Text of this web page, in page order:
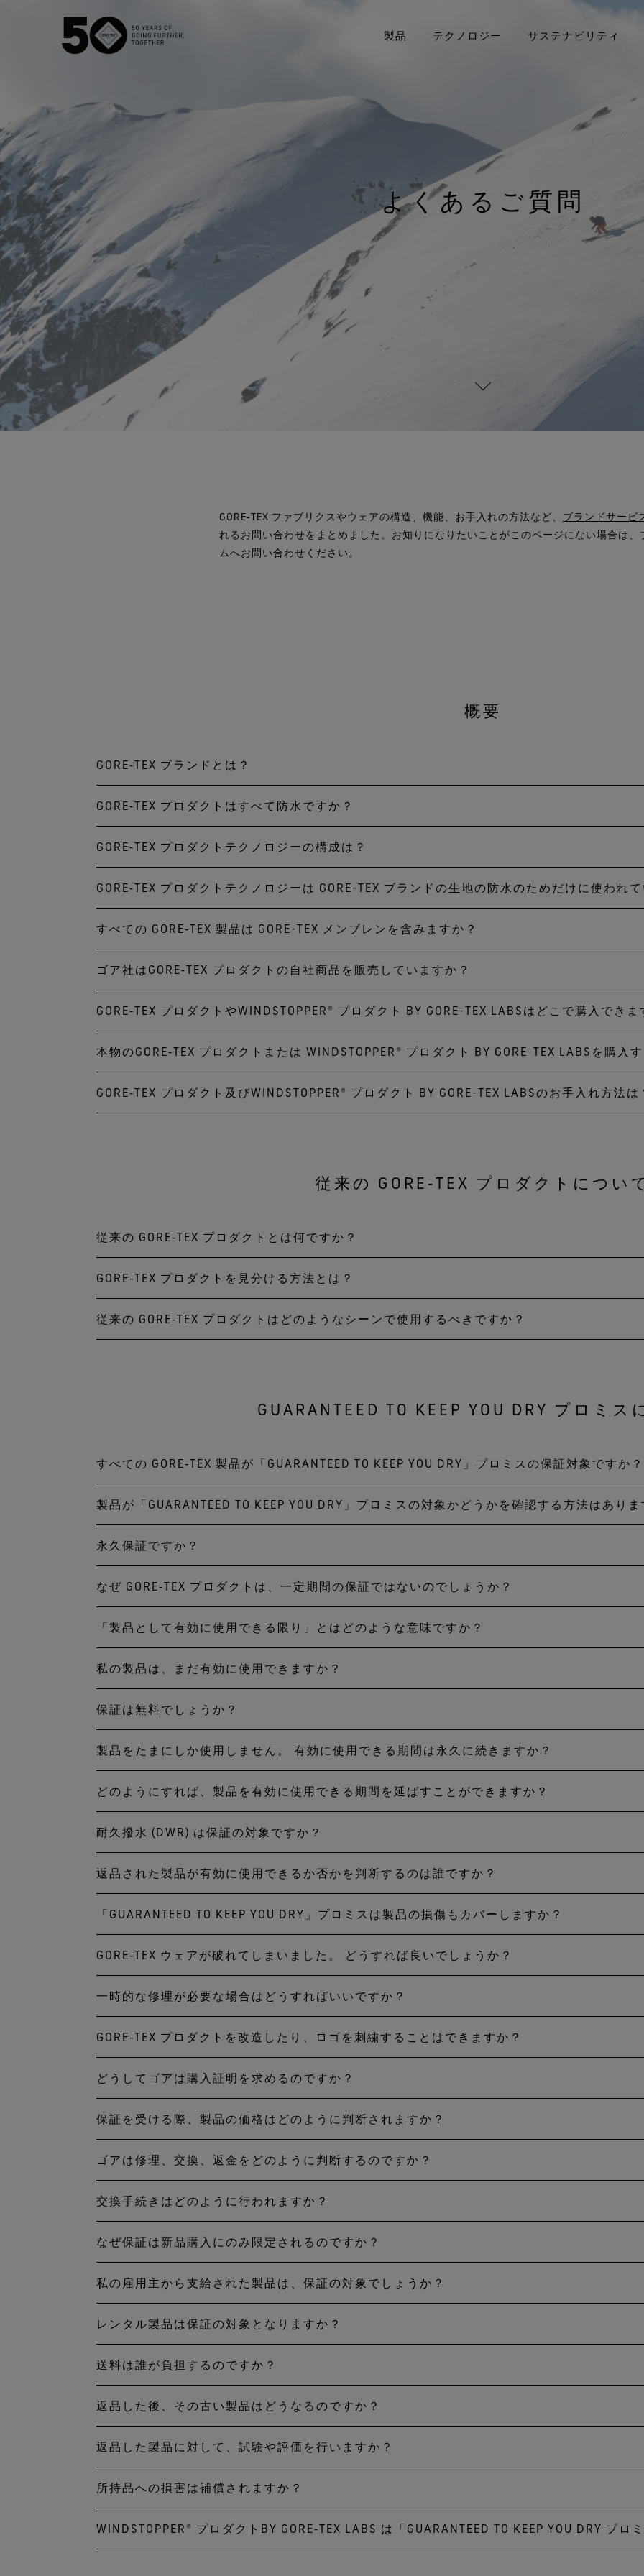
製品
グローブ＆アクセサリー
テクノロジー
次世代GORE‑TEX®プロダクト
徹底した品質管理
アウターウェア
フットウェア
バーチャルラボツアー
WINDSTOPPER® プロダクト by
GORE‑TEX LABS®
快適性を優先するあなたへ
GORE‑TEX® ガーメント
GORE‑TEX® PRO ガーメント
WINDSTOPPER® プロダクト by
GORE‑TEX LABS®
全てのアウターウェアテクノロ
全
サステナビリティ
科学に
科
厳選されたアーカイブ年表をご覧
私たちについて
United States / Canada (EN)
Canada (FR)
Italia
よくあるご質問
GORE‑TEX ファブリクスやウェアの構造、機能、お手入れの方法など、 ブランドサービ
れるお問い合わせをまとめました。お知りになりたいことがこのページにない場合は、
ムへお問い合わせください。
概要
GORE‑TEX ブランドとは？
GORE‑TEX ブランドはユーザーのアクティブライフをサポートし活動を拡げるべく、快
した機能を持つ、世界で最も信頼される存在でありたいと願っています。
より快適に、より強いプロテクション、より安全に。GORE‑TEX ブランドでユーザー
に拡がります。
GORE‑TEX プロダクトはすべて防水ですか？
いいえ。
防水性を約束する「GUARANTEED TO KEEP YOU DRY」プロミスが表示された黒いひし
「GORE‑TEX プロダクト」のみが対象です。
このプロダクトシリーズは「防水性、防風性、透湿性」を特長とし、黒いひし形のハ
す。
ドライな気象条件下で、快適性とパフォーマンスが防水性よりも優先される場合は、白
「WINDSTOPPER®プロダクト by GORE‑TEX LABS*」をおすすめします。
このプロダクトシリーズは「防風性、透湿性」を特長とし、白いひし形のハングタグや
寒く、風が強い日やにわか雨の時などに最適です。
® ®
更となります。
GORE‑TEX プロダクトテクノロジーの構成は？
ブラックラベル「GUARANTEED TO KEEP YOU DRY」と記されたGORE‑TEX製品の場合
ったメンブレン「メンブレン」と呼ばれる薄い膜を生地の間に挟むように貼り付けた素
そしてそれは異なった生地との組み合わせで機能を発揮します。
products）その他があります。メンブレンはラミネーション加工を用いて布地に接着さ
GORE‑TEX プロダクトテクノロジーは GORE-TEX ブランドの生地の防水のためだけに使われ
いいえ、それだけではありません。ラミネート加工やシームテープのほかにも衣服の防
努力をしています。
それらに含まれるのは、アウターウェアの品質基準、レインテストを含むデザインの
熱素材、裏地材料、ジッパーなどの細部のわたり（ゴア社以外の）アクセサリー、素材
す。そして製造は認定アパレル工場のみで行います。
す。
すべての GORE‑TEX 製品は GORE-TEX メンブレンを含みますか？
GORE‑TEX ブランドのその確かな機能やメリットは、さまざまなテクノロジーによって
GORE-TEX メンブレンです。
従来の GORE‑TEX 製品である GUARANTEE TO KEEP YOU DRY と書かれた黒いダイヤモ
る製品（アウターウェア、フットウェア、グローブとアクセサリー）は、その全てに
れています。
れています。
ゴア社はGORE‑TEX プロダクトの自社商品を販売していますか？
ゴア社は開発した生地や素材のテクノロジーをライセンス契約を通して、パートナーブ
各ブランドは、GORE‑TEX プロダクトテクノロジーを使用した商品を企画、製造し、消
ゴア社が GORE‑TEX プロダクトまたは WINDSTOPPER プロダクト by GORE‑TEX LABS
ーウェアやフットウェアを製造または販売することはありません。
ウェブサイトのパートナーブランドページをご覧ください。
GORE‑TEX プロダクトやWINDSTOPPER® プロダクト BY GORE-TEX LABSはどこで購入できま
GORE‑TEX プロダクトテクノロジーを採用した正規商品は、当社のブランドパートナー
さい。 パートナーブランド公式のオンラインショップや正規販売店でのご購入をお勧
本物のGORE‑TEX プロダクトまたは WINDSTOPPER® プロダクト BY GORE-TEX LABSを購入
偽造品は一見、本物と全く同じように見えるかもしれません。 しかし、偽造品はゴア社
されていないため、GORE‑TEX 製品のベネフィットが機能するかどうかを判断するこ
GORE‑TEX プロダクト及びWINDSTOPPER® プロダクト BY GORE-TEX LABSのお手入れ方法は
*これまでGORE‑TEX INFINIUM WINDSTOPPER プロダクトシリーズに含まれていたウェアやグローブは、WINDSTOPPER
従来の GORE‑TEX プロダクトについて
従来の GORE‑TEX プロダクトとは何ですか？
従来の GORE‑TEX プロダクトは、「GUARANTEED TO KEEP YOU DRY」をプロミスに掲
街でのにわか雨も、山での暴風雨も、ゴアの革新的な防水性、防風性、透湿性がしっ
GORE‑TEX プロダクトを見分ける方法とは？
「GUARANTEED TO KEEP YOU DRY」と書かれている黒いひし形のハングタグをご確認
従来の GORE‑TEX プロダクトはどのようなシーンで使用するべきですか？
GUARANTEED TO KEEP YOU DRY プロミス
すべての GORE‑TEX 製品が「GUARANTEED TO KEEP YOU DRY」プロミスの保証対象ですか？
いいえ。「GUARANTEED TO KEEP YOU DRY」と書かれた黒いひし形のハングタグが付い
が保証の対象となります
製品が「GUARANTEED TO KEEP YOU DRY」プロミスの対象かどうかを確認する方法はありま
「GUARANTEED TO KEEP YOU DRY」と書かれた黒いひし形のハングタグが付いている
にハングタグを保管されていない場合や、ご不明な点がございましたら、GORE‑TEXブ
問い合わせください。
永久保証ですか？
いいえ。防水性、防風性、透湿性を維持できる状態で、製品として有効に使用できる限
を除く）を購入されたお客様のみが保証対象となります。
なぜ GORE‑TEX プロダクトは、一定期間の保証ではないのでしょうか？
製品の種類やデザインされた用途によって有効に使用できる期間は大きく異なるため、
ではなく、有効に製品を使用できる期間・状態としています。 一定の保証期間を定め
しやすい反面、GORE‑TEX プロダクトテクノロジーを搭載する多種多様な製品に対応す
「製品として有効に使用できる限り」とはどのような意味ですか？
製品が、想定された用途で、期待される機能を十分に果たすことができる期間を意味し
して有効に使用できる期間は、製品の種類と想定される用途により異なります。 たと
登山用ジャケットよりも耐用年数が短くなる傾向があります。 当社およびメーカーが推
て、製品のお手入れを定期的に行っていれば、製品はより長い間有効に使用できる可
性、透湿性を完全に修復できないほど傷みや摩耗がある場合は、製品は有効に使用でき
私の製品は、まだ有効に使用できますか？
使用年数や使用頻度、これまでのお手入れ方法によって状態は異なります。以下を目安
入れを定期的に行っていない場合や、靴底のすり減り、破れ、傷、穴、摩耗があれば
品に買い換えるタイミングかもしれません。 接着剤など製品の構造に使用されている材
つれて劣化します。シームテープや靴底に剥がれがある場合は買い替えるタイミング
ど傷んでいるようであれば、修理は難しいと言えます。判断が難しい場合は、GORE‑TEX
保証は無料でしょうか？
この保証制度の制限内では、無料です。 本保証に基づくご請求の際は、ゴアの検査施設
その際の送料はお客様負担でお願いいたします。 ゴアの検査施設は当社が主な市場と
検査施設がお住いの地域にない場合、輸送のサポートを提供するなど、送料に関して、
減するよう努めます。
製品をたまにしか使用しません。 有効に使用できる期間は永久に続きますか？
お持ちの製品は長期にわたって有効に使用できると考えられますが、接着剤など製品の
かは劣化します。 残念ですが、永久に使用できる製品はありません。
どのようにすれば、製品を有効に使用できる期間を延ばすことができますか？
お使いの製品を、お手入れ方法に従って定期的に洗濯をする事が重要です。お手入れ不
となります。 基本的には製品を定期的に洗濯して乾かしますが、損傷があれば修理し
ます。
耐久撥水 (DWR) は保証の対象ですか？
いいえ。DWR は保証の対象ではありません。DWR は、製品の機能を最大限発揮するた
久に持続するものではありません。通常の摩耗や傷に加え、汚れ、洗剤、防虫剤、そ
り撥水機能は低下します。製品をお手入れすることでこの問題の多くは解決できます。
せる方法は難しくありません。ただし、長期間ご使用いただいた製品やひどく摩耗し
DWR 処理を行っても撥水性が回復しないことがあり、その場合はその製品の耐用年数
返品された製品が有効に使用できるか否かを判断するのは誰ですか？
製品の使用年数、想定用途、報告された損傷、適切なお手入れがされているかどうか、
損傷の有無など様々な事項を考慮し、製品の個別評価を行うことで、返品された時点
かどうかを当社が判断します。
「GUARANTEED TO KEEP YOU DRY」プロミスは製品の損傷もカバーしますか？
いいえ。裂け、破れ、過度の摩耗、穴などの損傷は、お客様の責任で修理をお願いして
ー、面ファスナーなどの不具合および製造上の不具合は、購入された販売店または製
さい。損傷は、製品を使用するうえで発生し、製品のパフォーマンスや機能を低下させ
れた販売店、製造メーカーまたはGORE‑TEXブランドサービスチームにお問い合わせく
KEEP YOU DRY」プロミスを掲げたGORE-TEX プロダクトは、防水、防風、透湿を備え
GORE‑TEX ウェアが破れてしまいました。 どうすれば良いでしょうか？
修理が必要な GORE‑TEX ウェアを拝見し、修理可能かどうかを検証させていただきます
サービスチームへお問い合わせください。
一時的な修理が必要な場合はどうすればいいですか？
小さな破れや穴を一時的に処置する場合は、市販のリペアキットをご利用ください。た
防水性を維持するためには、きちんとした修理が必要です。
GORE‑TEX プロダクトを改造したり、ロゴを刺繍することはできますか？
GORE‑TEX プロダクトをいかなる形であれ改造すると、製品の防水性が損なわれる可能
造しないことをお勧めします。ロゴを刺繍する場合は、ゴア認定工場でのみ行えるシ
の加工でなければ、シームシール処理されていない小さな針孔から浸水する可能性があ
衣服を加工される必要がある場合は、GORE-TEXブランドサービスチームにお問い合わ
どうしてゴアは購入証明を求めるのですか？
レシートなどの購入証明により、当社は購入価格、購入日、元の購入者、製品の真贋を
す。 返品された製品が有効に使用できる状態かどうかや保証対象になるかどうかを当
がすべて考慮される必要があります。 購入時のレシートのデジタルコピーでも、返品時
保証を受ける際、製品の価格はどのように判断されますか？
当社は社内および社外業務のすべてにおいてフェアであることを約束しています。これ
当社にて、修理、交換、返金などの判断はさせていただきますが、その製品価値は購
等の金額を尊重いたします。
ゴアは修理、交換、返金をどのように判断するのですか？
まずは修理できる方法を模索します。なぜなら当社ではサステナビリティへの取り組み
理ができない場合は、同等または類似の同価格製品との交換を検討します。できるだ
すが、交換製品が見つからない場合には、購入代金を返還いたします。
交換手続きはどのように行われますか？
お客様にとって交換が最善と判断された場合、GORE‑TEX ブランドサービスアドバイザ
な交換品を選定いたします。お客様にとって適切な選択ができるように、また交換品
報を収集します。できる限り返品されたアイテムと同等か、同等のものが入手可能でな
換できるよう努めます。お客様からの指定条件、一定価格、想定用途に基づいて、ア
ご案内いたします。
なぜ保証は新品購入にのみ限定されるのですか？
新しい GORE‑TEX プロダクトを購入することで、お客様は防水、防風、透湿の快適性に
ります。当社の保証は、その投資効果を維持できるようにお客様をサポートするため
れた場合、保証の対象とはなりません。リサイクルショップや個人間の売買などを通し
外となります。
私の雇用主から支給された製品は、保証の対象でしょうか？
雇用主が業務用として支給した製品は、保証の対象となりません。これには、官公庁、
での使用が含まれます。
レンタル製品は保証の対象となりますか？
レンタルサービスに使用される製品は、保証の対象となりません。これにはオンライン
ム、スキースクール、ガイド付きツアー、アウトドアクラブも含まれます。
送料は誰が負担するのですか？
評価を行うためのゴア評価施設への送料はお客様にご負担をお願いいたします。国外へ
た場合は、当社がお客様に無料の発送ラベルをお渡しするか、費用を補償いたします
が負担いたします。
返品した後、その古い製品はどうなるのですか？
お客様が交換または返金に合意された場合には、古い製品はお返しせず、当社にて引き
の状態によって、役立ててもらえる場所に寄付するか、責任をもって廃棄します。そ
っており保証の対象とならないと当社が判定した場合は、お客様にご返却いたします。
っては当社にて廃棄します。
返品した製品に対して、試験や評価を行いますか？
当社に返品された製品には、防水性、防風性、透湿性の不具合を見極めるために、多く
の GORE‑TEX 製品は販売される前に厳格な品質基準を満たさねばなりません。 その製
げるため、製品のパフォーマンスを常にモニタリングしています。 試験を通じて GORE-
をお客様に届けられるよう全力で取り組んでいます。
所持品への損害は補償されますか？
ポケットやファスナーに水が入ったことによる個人の電子機器やその他所持品への損害は
YOU DRY」プロミスの適用外です。
WINDSTOPPER® プロダクトBY GORE‑TEX LABS は「GUARANTEED TO KEEP YOU DRY プロ